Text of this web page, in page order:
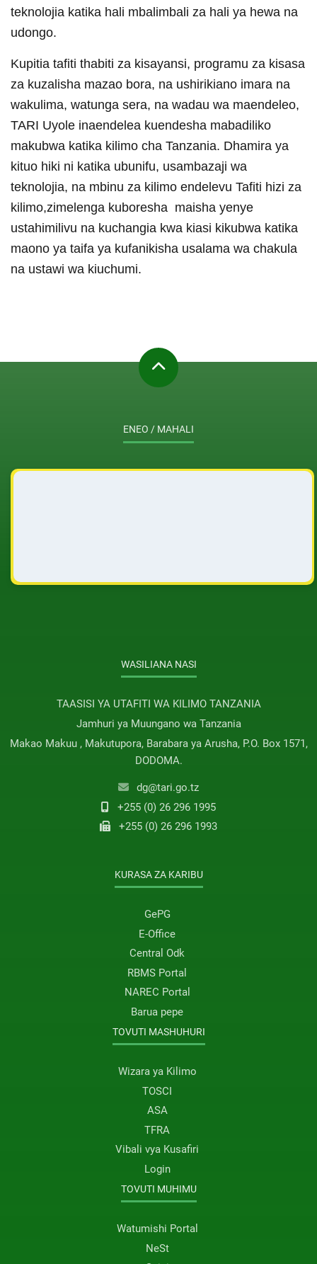
teknolojia katika hali mbalimbali za hali ya hewa na
udongo.
Kupitia tafiti thabiti za kisayansi, programu za kisasa
za kuzalisha mazao bora, na ushirikiano imara na
wakulima, watunga sera, na wadau wa maendeleo,
TARI Uyole inaendelea kuendesha mabadiliko
makubwa katika kilimo cha Tanzania. Dhamira ya
kituo hiki ni katika ubunifu, usambazaji wa
teknolojia, na mbinu za kilimo endelevu Tafiti hizi za
kilimo,zimelenga kuboresha maisha yenye
ustahimilivu na kuchangia kwa kiasi kikubwa katika
maono ya taifa ya kufanikisha usalama wa chakula
na ustawi wa kiuchumi.
ENEO / MAHALI
WASILIANA NASI
TAASISI YA UTAFITI WA KILIMO TANZANIA
Jamhuri ya Muungano wa Tanzania
Makao Makuu , Makutupora, Barabara ya Arusha, P.O. Box 1571,
DODOMA.
dg@tari.go.tz
+255 (0) 26 296 1995
+255 (0) 26 296 1993
KURASA ZA KARIBU
GePG
E-Office
Central Odk
RBMS Portal
NAREC Portal
Barua pepe
TOVUTI MASHUHURI
Wizara ya Kilimo
TOSCI
ASA
TFRA
Vibali vya Kusafiri
Login
TOVUTI MUHIMU
Watumishi Portal
NeSt